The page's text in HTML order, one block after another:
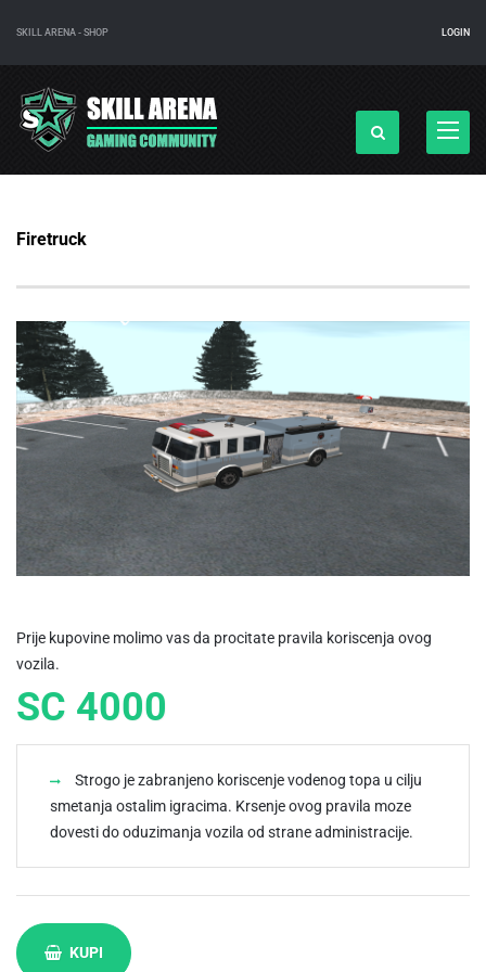
SKILL ARENA - SHOP LOGIN
Firetruck
Prije kupovine molimo vas da procitate pravila koriscenja ovog
vozila.
SC 4000
Strogo je zabranjeno koriscenje vodenog topa u cilju
smetanja ostalim igracima. Krsenje ovog pravila moze
dovesti do oduzimanja vozila od strane administracije.
KUPI